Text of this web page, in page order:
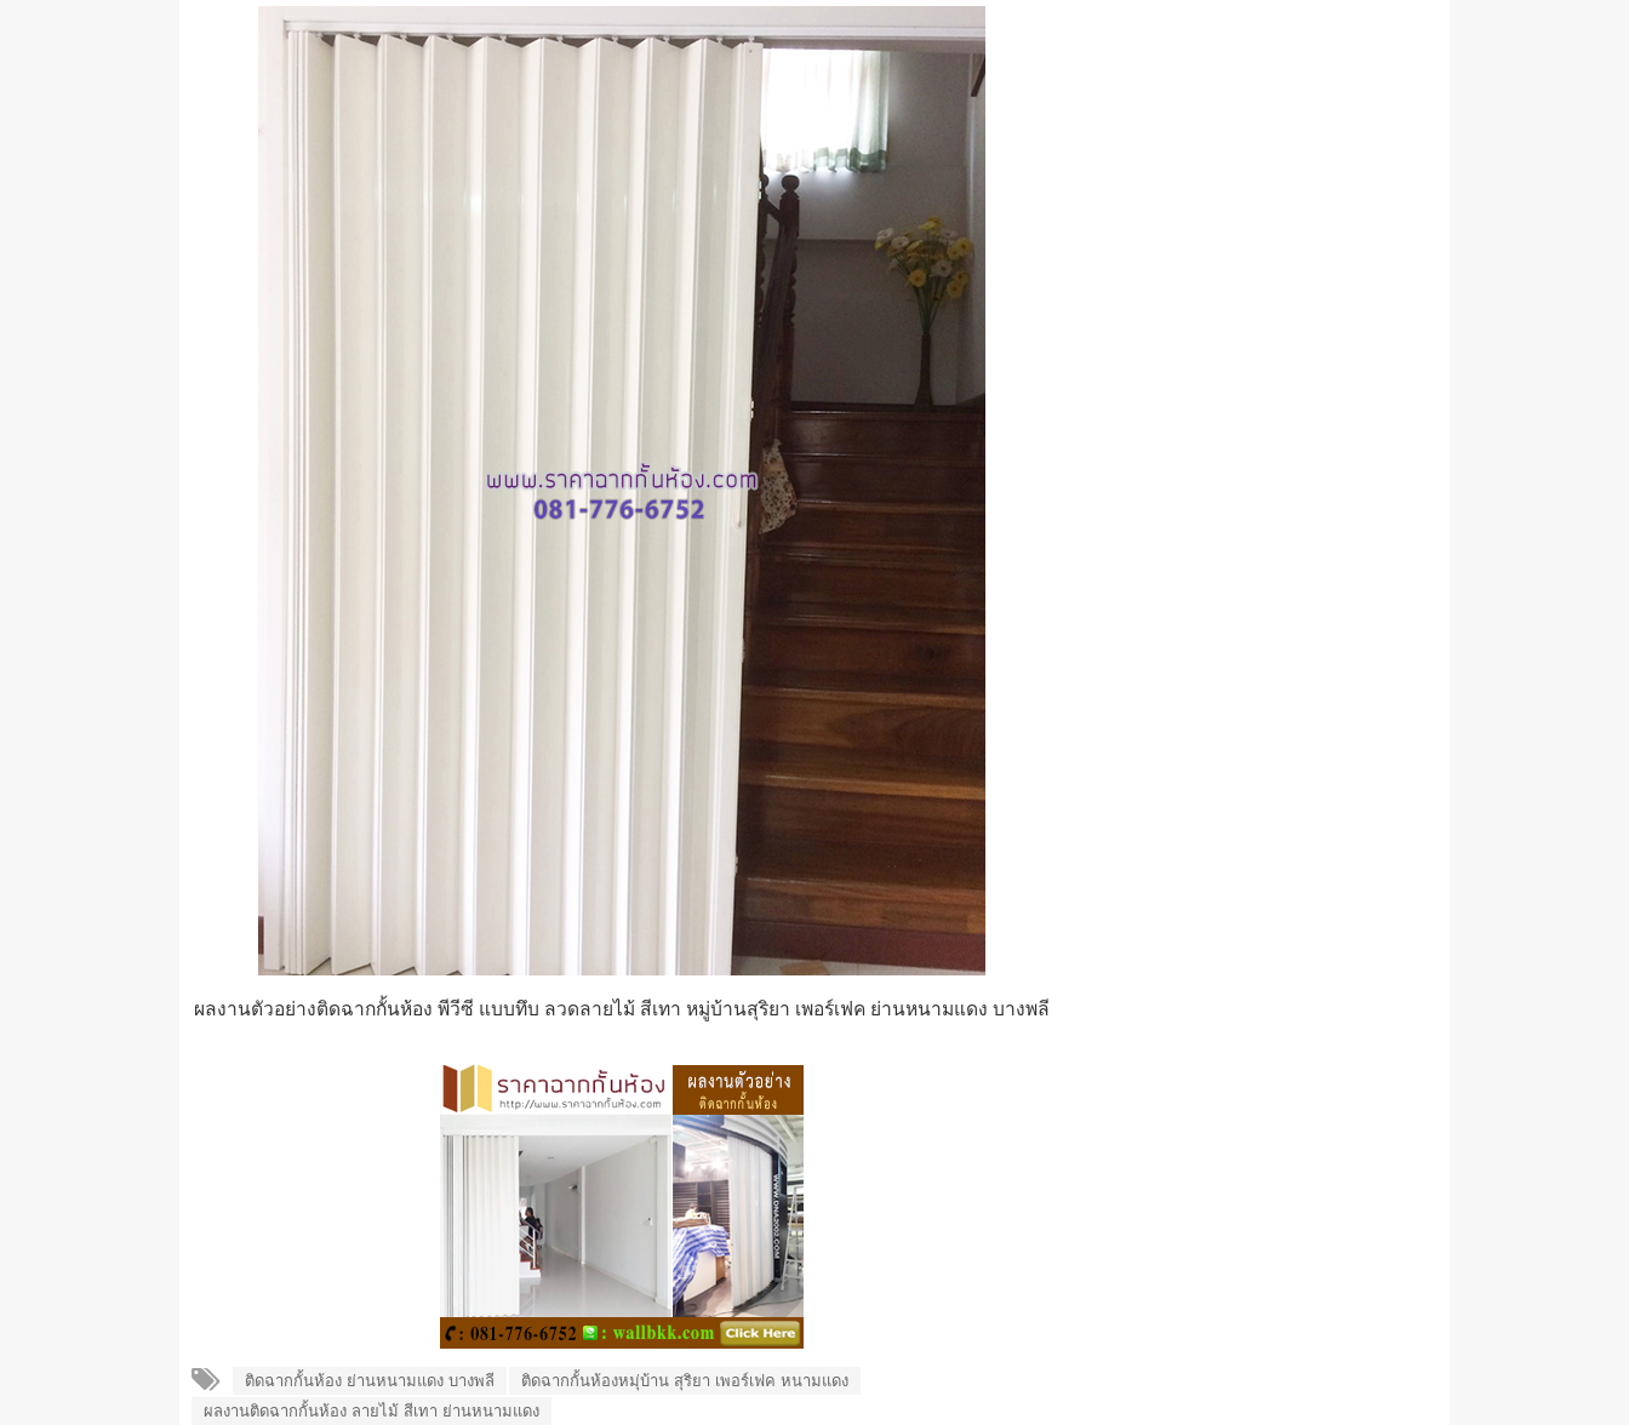
ผลงานตัวอย่างติดฉากกั้นห้อง พีวีซี แบบทึบ ลวดลายไม้ สีเทา หมู่บ้านสุริยา เพอร์เฟค ย่านหนามแดง บางพลี
ติดฉากกั้นห้อง ย่านหนามแดง บางพลี
ติดฉากกั้นห้องหมุ่บ้าน สุริยา เพอร์เฟค หนามแดง
ผลงานติดฉากกั้นห้อง ลายไม้ สีเทา ย่านหนามแดง